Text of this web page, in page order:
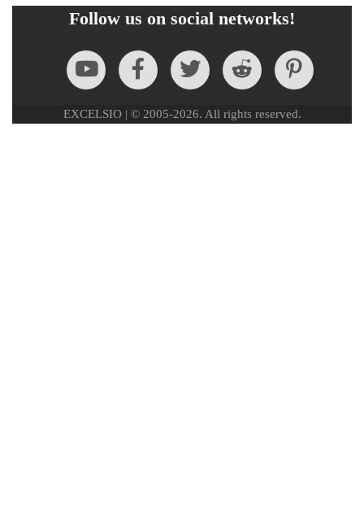
Follow us on social networks!
EXCELSIO | © 2005-2026. All rights reserved.